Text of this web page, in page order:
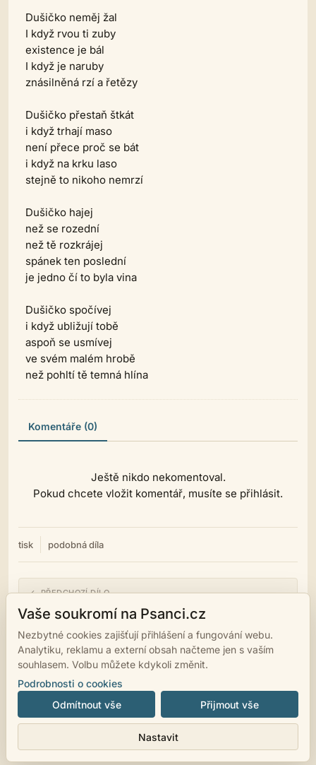
Dušičko neměj žal
I když rvou ti zuby
existence je bál
I když je naruby
znásilněná rzí a řetězy
Dušičko přestaň štkát
i když trhají maso
není přece proč se bát
i když na krku laso
stejně to nikoho nemrzí
Dušičko hajej
než se rozední
než tě rozkrájej
spánek ten poslední
je jedno čí to byla vina
Dušičko spočívej
i když ubližují tobě
aspoň se usmívej
ve svém malém hrobě
než pohltí tě temná hlína
Komentáře (0)
Ještě nikdo nekomentoval.
Pokud chcete vložit komentář, musíte se přihlásit.
tisk podobná díla
← PŘEDCHOZÍ DÍLO
Ptám se vás!
NÁSLEDUJÍCÍ DÍLO →
Nastavení cookies
Vaše soukromí na Psanci.cz
Nezbytné cookies zajišťují přihlášení a fungování webu.
Analytiku, reklamu a externí obsah načteme jen s vaším
souhlasem. Volbu můžete kdykoli změnit.
Podrobnosti o cookies
Odmítnout vše
Nastavit
Přijmout vše